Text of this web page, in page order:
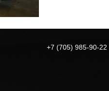
+7 (705) 985-90-22